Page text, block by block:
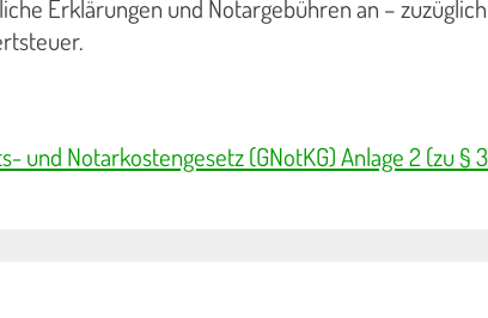
Erklärungen und Notargebühren an –
und Notarkostengesetz (GNotKG) Anlage 2 (zu §